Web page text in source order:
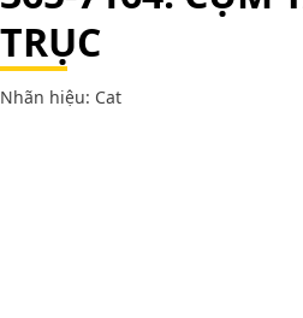
TRỤC
Nhãn hiệu: Cat